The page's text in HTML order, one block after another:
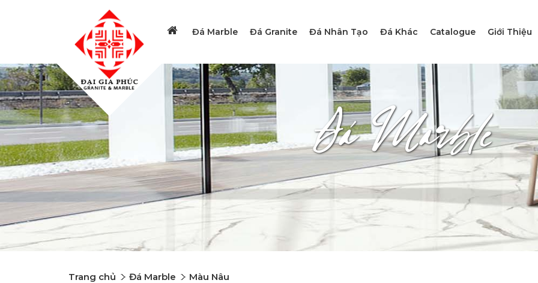
Đá Marble Đá Granite Đá Nhân Tạo Đá Khác Catalogue Giới Thiệu
Đá Marble
Trang chủ Đá Marble Màu Nâu